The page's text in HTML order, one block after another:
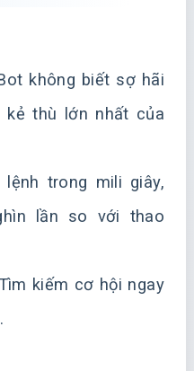
không biết sợ hãi
thù lớn nhất của
trong mili giây,
lần so với thao
kiếm cơ hội ngay